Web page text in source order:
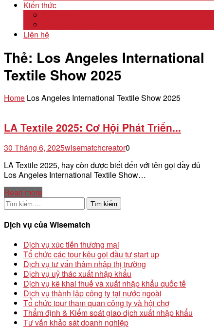
Kiến thức
Liên hệ
Thẻ: Los Angeles International
Textile Show 2025
Home Los Angeles International Textile Show 2025
LA Textile 2025: Cơ Hội Phát Triển...
30 Tháng 6, 2025wisematchcreator0
LA Textile 2025, hay còn được biết đến với tên gọi đầy đủ
Los Angeles International Textile Show…
Read more
Tìm
kiếm
cho:
Dịch vụ của Wisematch
Dịch vụ xúc tiến thương mại
Tổ chức các tour kêu gọi đầu tư start up
Dịch vụ tư vấn thâm nhập thị trường
Dịch vụ uỷ thác xuất nhập khẩu
Dịch vụ kê khai thuế và xuất nhập khẩu quốc tế
Dịch vụ thành lập công ty tại nước ngoài
Tổ chức tour tham quan công ty và hội chợ
Thẩm định & Kiểm soát giao dịch xuất nhập khẩu
Tư vấn khảo sát doanh nghiệp